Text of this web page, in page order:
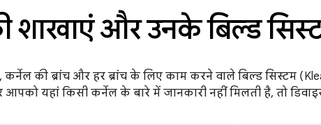
शाखाएं और उनके बिल्ड
की ब्रांच और हर ब्रांच के लिए काम करने वाले बिल्ड सिस्टम
आपको यहां किसी कर्नेल के बारे में जानकारी नहीं मिलती है, तो